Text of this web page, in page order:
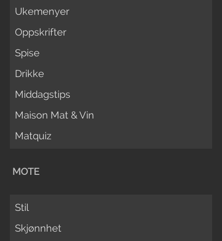
Ukemenyer
Oppskrifter
Spise
Drikke
Middagstips
Maison Mat & Vin
Matquiz
MOTE
Stil
Skjønnhet